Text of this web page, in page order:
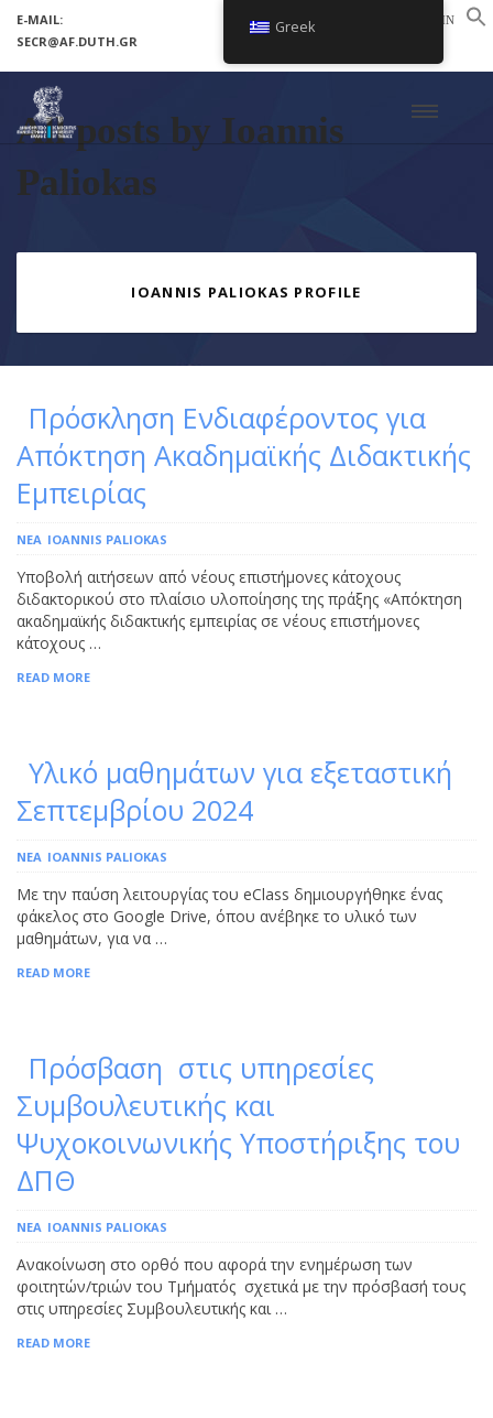
E-MAIL:
SECR@AF.DUTH.GR
LOGIN
All posts by Ioannis
Paliokas
IOANNIS PALIOKAS PROFILE
Πρόσκληση Ενδιαφέροντος για
Απόκτηση Ακαδημαϊκής Διδακτικής
Εμπειρίας
ΝΕΑ IOANNIS PALIOKAS
Υποβολή αιτήσεων από νέους επιστήμονες κάτοχους
διδακτορικού στο πλαίσιο υλοποίησης της πράξης «Απόκτηση
ακαδημαϊκής διδακτικής εμπειρίας σε νέους επιστήμονες
κάτοχους …
READ MORE
Υλικό μαθημάτων για εξεταστική
Σεπτεμβρίου 2024
ΝΕΑ IOANNIS PALIOKAS
Με την παύση λειτουργίας του eClass δημιουργήθηκε ένας
φάκελος στο Google Drive, όπου ανέβηκε το υλικό των
μαθημάτων, για να …
READ MORE
Πρόσβαση στις υπηρεσίες
Συμβουλευτικής και
Ψυχοκοινωνικής Υποστήριξης του
ΔΠΘ
ΝΕΑ IOANNIS PALIOKAS
Ανακοίνωση στο ορθό που αφορά την ενημέρωση των
φοιτητών/τριών του Τμήματός σχετικά με την πρόσβασή τους
στις υπηρεσίες Συμβουλευτικής και …
READ MORE
Greek